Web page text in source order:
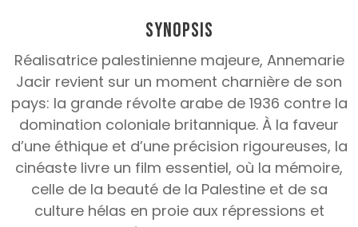
Synopsis
Réalisatrice palestinienne majeure, Annemarie
Jacir revient sur un moment charnière de son
pays: la grande révolte arabe de 1936 contre la
domination coloniale britannique. À la faveur
d’une éthique et d’une précision rigoureuses, la
cinéaste livre un film essentiel, où la mémoire,
celle de la beauté de la Palestine et de sa
culture hélas en proie aux répressions et